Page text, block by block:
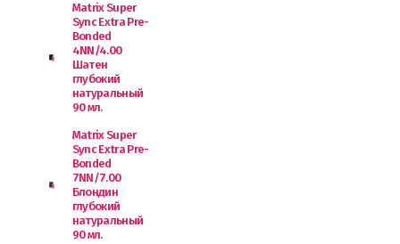
Matrix Super
Sync Extra Pre-
Bonded
4NN/4.00
Шатен
глубокий
натуральный
90 мл.
Matrix Super
Sync Extra Pre-
Bonded
7NN/7.00
Блондин
глубокий
натуральный
90 мл.